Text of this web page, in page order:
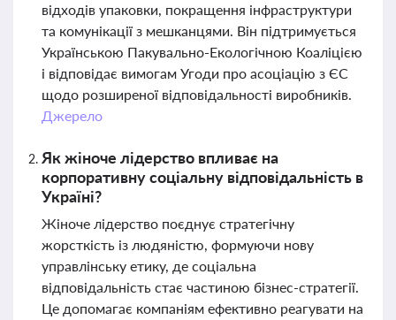
відходів упаковки, покращення інфраструктури
та комунікації з мешканцями. Він підтримується
Українською Пакувально-Екологічною Коаліцією
і відповідає вимогам Угоди про асоціацію з ЄС
щодо розширеної відповідальності виробників.
Джерело
Як жіноче лідерство впливає на
корпоративну соціальну відповідальність в
Україні?
Жіноче лідерство поєднує стратегічну
жорсткість із людяністю, формуючи нову
управлінську етику, де соціальна
відповідальність стає частиною бізнес-стратегії.
Це допомагає компаніям ефективно реагувати на